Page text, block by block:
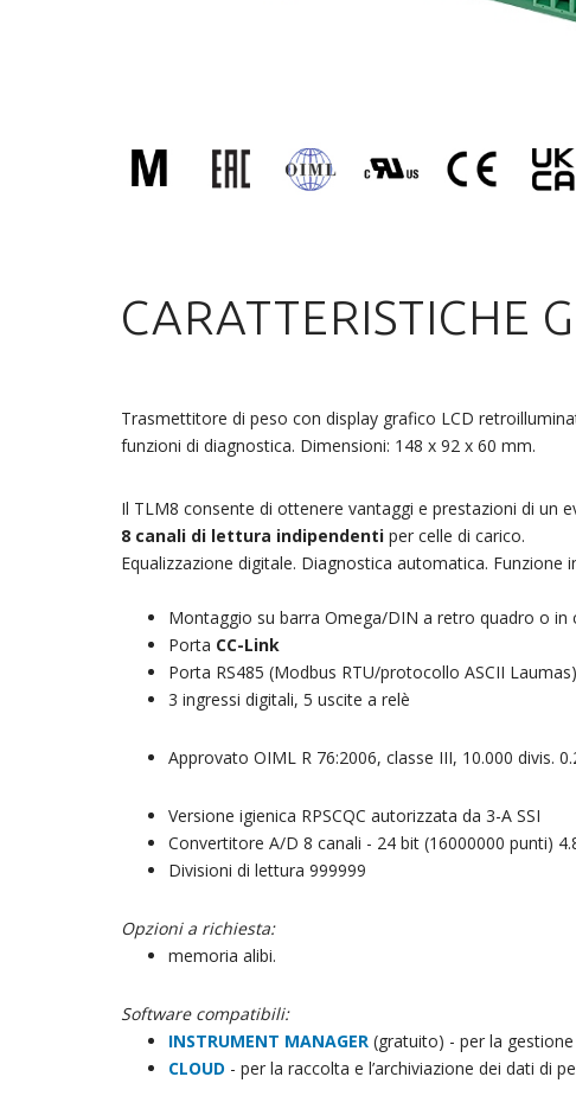
CARATTERISTICHE
Trasmettitore di peso con display grafico LCD
funzioni di diagnostica. Dimensioni: 148 x 92 x 60 mm.
Il TLM8 consente di ottenere vantaggi e prestazioni di un
8 canali di lettura indipendenti per celle di carico.
Equalizzazione digitale. Diagnostica automatica. Funzione
Montaggio su barra Omega/DIN a retro quadro o in
Porta CC-Link
Porta RS485 (Modbus RTU/protocollo ASCII Laumas)
3 ingressi digitali, 5 uscite a relè
Approvato OIML R 76:2006, classe III, 10.000 divis.
Versione igienica RPSCQC autorizzata da 3-A SSI
Convertitore A/D 8 canali - 24 bit (16000000 punti)
Divisioni di lettura 999999
Opzioni a richiesta:
memoria alibi.
Software compatibili:
INSTRUMENT MANAGER (gratuito) - per la
CLOUD - per la raccolta e l’archiviazione dei dati di